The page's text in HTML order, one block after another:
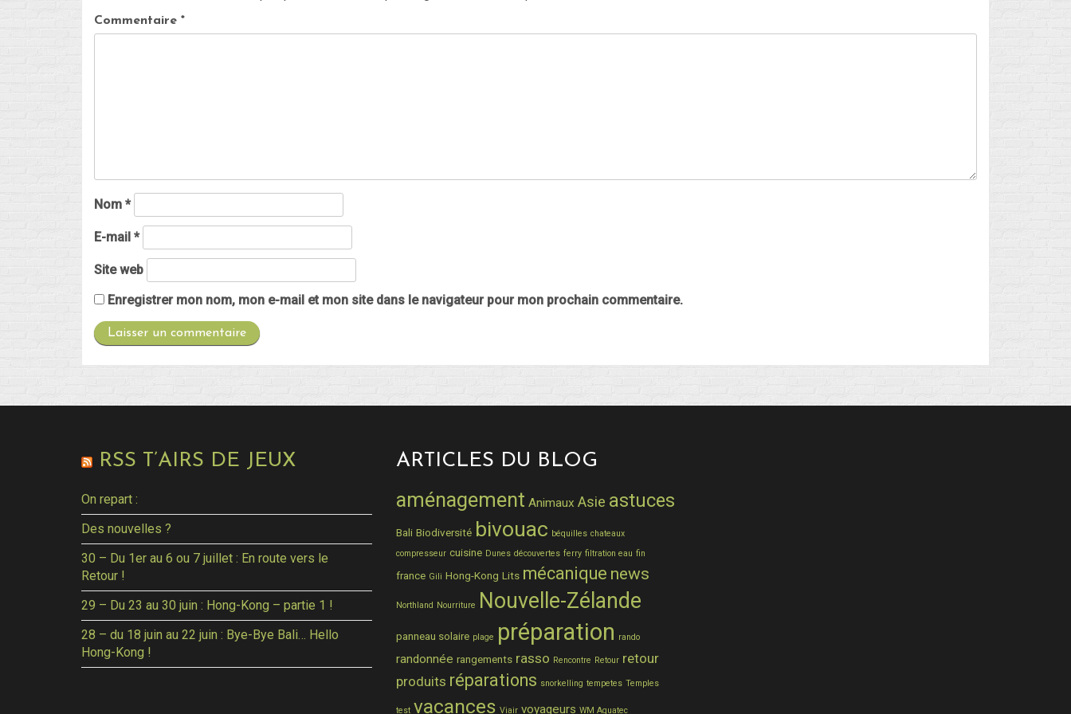
Flux des commentaires
Commentaire *
Nom *
E-mail *
Site web
Enregistrer mon nom, mon e-mail et mon site dans le navigateur pour mon prochain commentaire.
RSS T’AIRS DE JEUX
On repart :
Des nouvelles ?
30 – Du 1er au 6 ou 7 juillet : En route vers le
Retour !
29 – Du 23 au 30 juin : Hong-Kong – partie 1 !
28 – du 18 juin au 22 juin : Bye-Bye Bali… Hello
Hong-Kong !
ARTICLES DU BLOG
aménagement Animaux Asie astuces
Bali Biodiversité bivouac béquilles chateaux
compresseur cuisine Dunes découvertes ferry filtration eau fin
france Gili Hong-Kong Lits mécanique news
Northland Nourriture Nouvelle-Zélande
panneau solaire plage préparation rando
randonnée rangements rasso Rencontre Retour retour
produits réparations snorkelling tempetes Temples
test vacances Viair voyageurs WM Aquatec